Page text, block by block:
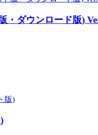
ダウンロード版)